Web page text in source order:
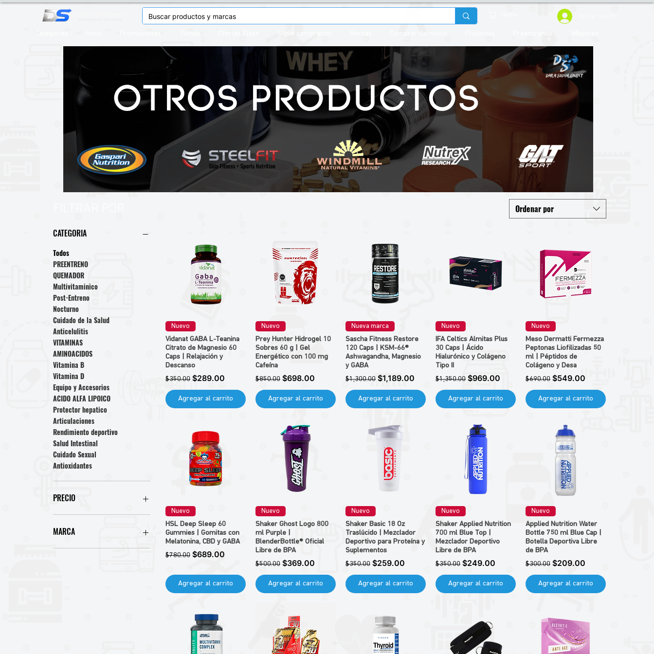
CATEGORIA
Todos
PREENTRENO
QUEMADOR
Multivitaminico
Post-Entreno
Nocturno
Cuidado de la Salud
Anticelulitis
VITAMINAS
AMINOACIDOS
Vitamina B
Vitamina D
Equipo y Accesorios
ACIDO ALFA LIPOICO
Protector hepatico
Articulaciones
Rendimiento deportivo
Salud Intestinal
Cuidado Sexual
Antioxidantes
PRECIO
139 MXN
MARCA
WHP WINDMILL
Ordenar por
Nuevo
Vidanat GABA L-Teanina
Citrato de Magnesio 60
Caps | Relajación y
Descanso
Precio
$350.00 Precio de oferta
$289.00
Agregar al carrito
Nuevo
Prey Hunter Hidrogel 10
Sobres 60 g | Gel
Energético con 100 mg
Cafeína
Precio
$850.00 Precio de oferta
$698.00
Agregar al carrito
Nueva marca
Sascha Fitness Restore
120 Caps | KSM-66®
Ashwagandha, Magnesio
y GABA
Precio
$1,300.00 Precio de oferta
$1,189.00
Agregar al carrito
Nuevo
IFA Celtics Almitas Plus
30 Caps | Ácido
Hialurónico y Colágeno
Tipo II
Precio
$1,350.00 Precio de oferta
$969.00
Agregar al carrito
Nuevo
Meso Dermatti Fermezza
Peptonas Liofilizadas 50
ml | Péptidos de
Colágeno y Desa
Precio
$690.00 Precio de oferta
$549.00
Agregar al carrito
Nuevo
HSL Deep Sleep 60
Gummies | Gomitas con
Melatonina, CBD y GABA
Precio
$780.00 Precio de oferta
$689.00
Agregar al carrito
Nuevo
Shaker Ghost Logo 800
ml Purple |
BlenderBottle® Oficial
Libre de BPA
Precio
$500.00 Precio de oferta
$369.00
Agregar al carrito
Nuevo
Shaker Basic 18 Oz
Traslúcido | Mezclador
Deportivo para Proteína y
Suplementos
Precio
$350.00 Precio de oferta
$259.00
Agregar al carrito
Nuevo
Shaker Applied Nutrition
700 ml Blue Top |
Mezclador Deportivo
Libre de BPA
Precio
$350.00 Precio de oferta
$249.00
Agregar al carrito
Nuevo
Applied Nutrition Water
Bottle 750 ml Blue Cap |
Botella Deportiva Libre
de BPA
Precio
$300.00 Precio de oferta
$209.00
Agregar al carrito